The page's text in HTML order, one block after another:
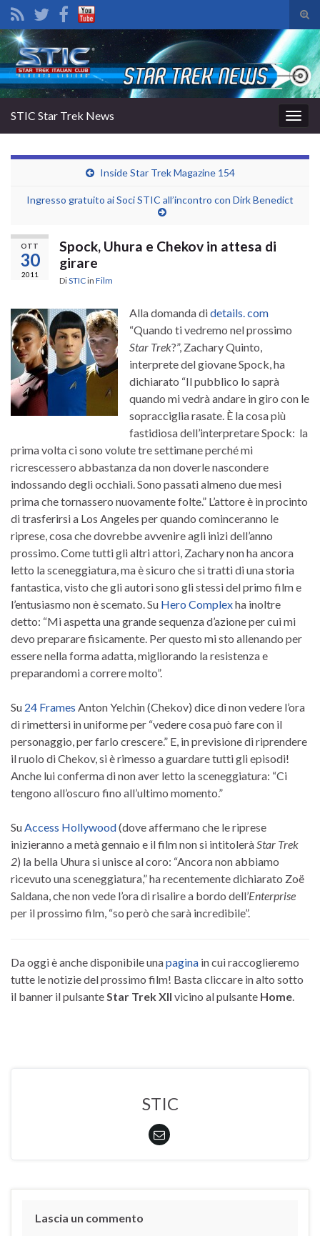
il
di
Search for:
la
STIC Star Trek News
Inside Star Trek Magazine 154
Ingresso gratuito ai Soci STIC all’incontro con Dirk Benedict
OTT
30
2011
Spock, Uhura e Chekov in attesa di
girare
DiSTICin Film
Alla domanda didetails. com
“Quando ti vedremo nel prossimo
Star Trek?”, Zachary Quinto,
interprete del giovane Spock, ha
dichiarato “Il pubblico lo saprà
quando mi vedrà andare in giro con le
sopracciglia rasate. È la cosa più
fastidiosa dell’interpretare Spock: la
prima volta ci sono volute tre settimane perché mi
ricrescessero abbastanza da non doverle nascondere
indossando degli occhiali. Sono passati almeno due mesi
prima che tornassero nuovamente folte.” L’attore è in procinto
di trasferirsi a Los Angeles per quando cominceranno le
riprese, cosa che dovrebbe avvenire agli inizi dell’anno
prossimo. Come tutti gli altri attori, Zachary non ha ancora
letto la sceneggiatura, ma è sicuro che si tratti di una storia
fantastica, visto che gli autori sono gli stessi del primo film e
l’entusiasmo non è scemato. Su Hero Complexha inoltre
detto: “Mi aspetta una grande sequenza d’azione per cui mi
devo preparare fisicamente. Per questo mi sto allenando per
essere nella forma adatta, migliorando la resistenza e
preparandomi a correre molto”.
Su 24 Frames Anton Yelchin (Chekov) dice di non vedere l’ora
di rimettersi in uniforme per “vedere cosa può fare con il
personaggio, per farlo crescere.” E, in previsione di riprendere
il ruolo di Chekov, si è rimesso a guardare tutti gli episodi!
Anche lui conferma di non aver letto la sceneggiatura: “Ci
tengono all’oscuro fino all’ultimo momento.”
Su Access Hollywood(dove affermano che le riprese
inizieranno a metà gennaio e il film non si intitolerà Star Trek
2) la bella Uhura si unisce al coro: “Ancora non abbiamo
ricevuto una sceneggiatura,” ha recentemente dichiarato Zoë
Saldana, che non vede l’ora di risalire a bordo dell’Enterprise
per il prossimo film, “so però che sarà incredibile”.
Da oggi è anche disponibile unapagina in cui raccoglieremo
tutte le notizie del prossimo film! Basta cliccare in alto sotto
il banner il pulsante Star Trek XII vicino al pulsante Home
STIC
Lascia un commento